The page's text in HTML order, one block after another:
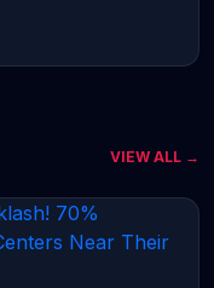
VIEW ALL →